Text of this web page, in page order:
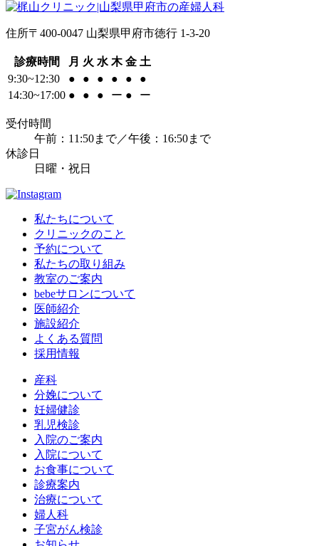
住所〒400-0047 山梨県甲府市徳行 1-3-20
診療時間 月 火 水 木 金 土
9:30~12:30
● ● ● ● ●
●
14:30~17:00 ● ● ● ー ● ー
受付時間
午前：11:50まで／午後：16:50まで
休診日
日曜・祝日
私たちについて
クリニックのこと
予約について
私たちの取り組み
教室のご案内
bebeサロンについて
医師紹介
施設紹介
よくある質問
採用情報
産科
分娩について
妊婦健診
乳児検診
入院のご案内
入院について
お食事について
診療案内
治療について
婦人科
子宮がん検診